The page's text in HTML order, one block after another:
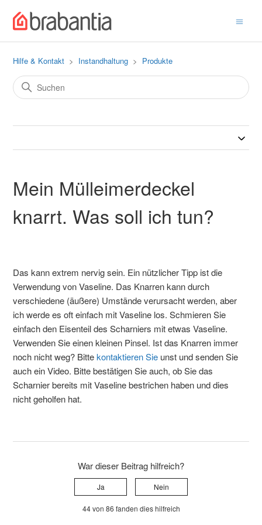
Hilfe & Kontakt Instandhaltung Produkte
Mein Mülleimerdeckel
knarrt. Was soll ich tun?
Das kann extrem nervig sein. Ein nützlicher Tipp ist die
Verwendung von Vaseline. Das Knarren kann durch
verschiedene (äußere) Umstände verursacht werden, aber
ich werde es oft einfach mit Vaseline los. Schmieren Sie
einfach den Eisenteil des Scharniers mit etwas Vaseline.
Verwenden Sie einen kleinen Pinsel. Ist das Knarren immer
noch nicht weg? Bittekontaktieren Sie unst und senden Sie
auch ein Video. Bitte bestätigen Sie auch, ob Sie das
Scharnier bereits mit Vaseline bestrichen haben und dies
nicht geholfen hat.
War dieser Beitrag hilfreich?
Ja Nein
44 von 86 fanden dies hilfreich